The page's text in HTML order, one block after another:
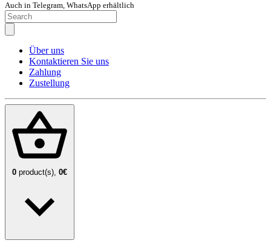
Auch in Telegram, WhatsApp erhältlich
Über uns
Kontaktieren Sie uns
Zahlung
Zustellung
0 product(s), 0€